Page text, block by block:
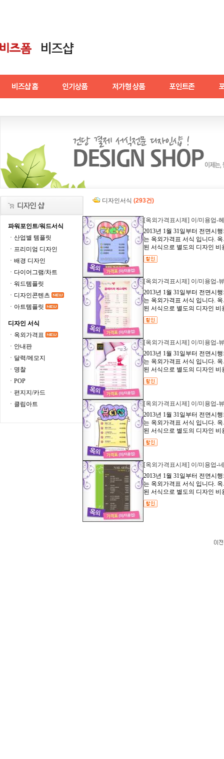
파워포인트/워드서식
ㆍ산업별 템플릿
ㆍ프리미엄 디자인
ㆍ배경 디자인
ㆍ다이어그램/차트
ㆍ워드템플릿
ㆍ디자인콘텐츠
ㆍ아트템플릿
디자인 서식
ㆍ옥외가격표
ㆍ안내판
ㆍ달력/메모지
ㆍ명찰
ㆍPOP
ㆍ편지지/카드
ㆍ클립아트
디자인서식 (293건)
[옥외가격표시제] 이/미용업-
2013년 1월 31일부터 전면시
는 옥외가격표 서식 입니다.
된 서식으로 별도의 디자인
[옥외가격표시제] 이/미용업-
2013년 1월 31일부터 전면시
는 옥외가격표 서식 입니다.
된 서식으로 별도의 디자인
[옥외가격표시제] 이/미용업-
2013년 1월 31일부터 전면시
는 옥외가격표 서식 입니다.
된 서식으로 별도의 디자인
[옥외가격표시제] 이/미용업-
2013년 1월 31일부터 전면시
는 옥외가격표 서식 입니다.
된 서식으로 별도의 디자인
[옥외가격표시제] 이/미용업-
2013년 1월 31일부터 전면시
는 옥외가격표 서식 입니다.
된 서식으로 별도의 디자인